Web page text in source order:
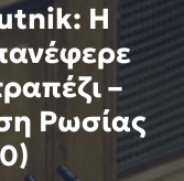
Η
–
Ρωσίας